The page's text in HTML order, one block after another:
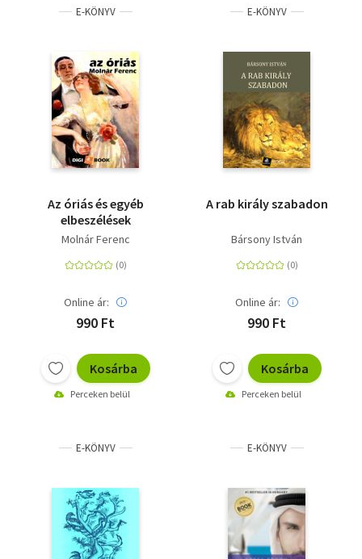
E-KÖNYV
Az óriás és egyéb
elbeszélések
Molnár Ferenc
Online ár:
990 Ft
Kosárba
Perceken belül
E-KÖNYV
A rab király szabadon
Bársony István
Online ár:
990 Ft
Kosárba
Perceken belül
E-KÖNYV E-KÖNYV